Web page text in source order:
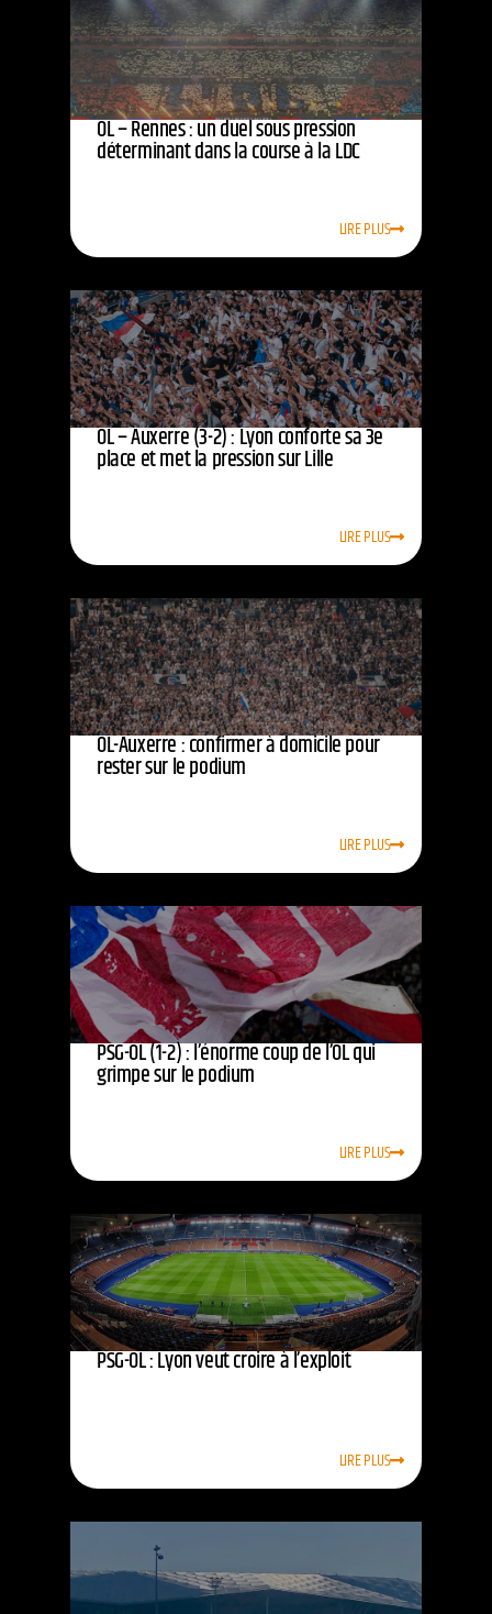
OL – Rennes : un duel sous pression
déterminant dans la course à la LDC
LIRE PLUS
OL – Auxerre (3-2) : Lyon conforte sa 3e
place et met la pression sur Lille
LIRE PLUS
OL-Auxerre : confirmer à domicile pour
rester sur le podium
LIRE PLUS
PSG-OL (1-2) : l’énorme coup de l’OL qui
grimpe sur le podium
LIRE PLUS
PSG-OL : Lyon veut croire à l’exploit
LIRE PLUS